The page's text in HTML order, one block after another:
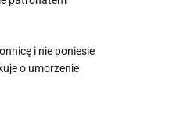
i nie poniesie
o umorzenie